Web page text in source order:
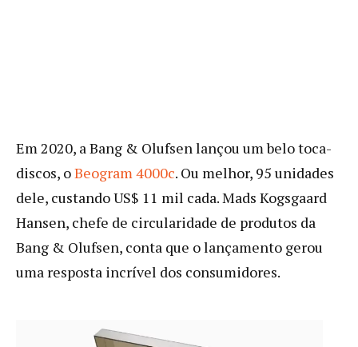
Em 2020, a Bang & Olufsen lançou um belo toca-
discos, oBeogram 4000c. Ou melhor, 95 unidades
dele, custando US$ 11 mil cada. Mads Kogsgaard
Hansen, chefe de circularidade de produtos da
Bang & Olufsen, conta que o lançamento gerou
uma resposta incrível dos consumidores.